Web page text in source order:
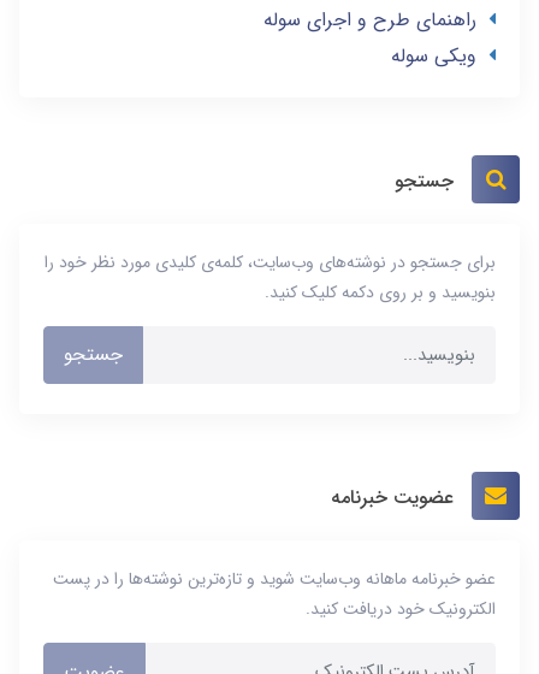
راهنمای طرح و اجرای سوله
ویکی سوله
جستجو
برای جستجو در نوشته‌های وب‌سایت، کلمه‌ی کلیدی مورد نظر خود را
بنویسید و بر روی دکمه کلیک کنید.
جستجو
عضویت خبرنامه
عضو خبرنامه ماهانه وب‌سایت شوید و تازه‌ترین نوشته‌ها را در پست
الکترونیک خود دریافت کنید.